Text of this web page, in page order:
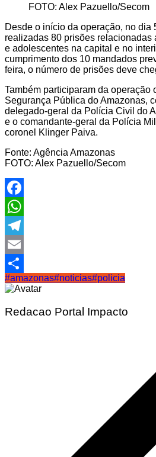
FOTO: Alex Pazuello/Secom
Desde o início da operação, no dia
realizadas 80 prisões relacionadas
e adolescentes na capital e no
cumprimento dos 10 mandados
feira, o número de prisões deve
Também participaram da operação
Segurança Pública do Amazonas,
delegado-geral da Polícia Civil do
e o comandante-geral da Polícia
coronel Klinger Paiva.
Fonte: Agência Amazonas
FOTO: Alex Pazuello/Secom
Facebook
WhatsApp
Telegram
Email
Share
#amazonas#noticias#policia
Redacao Portal Impacto